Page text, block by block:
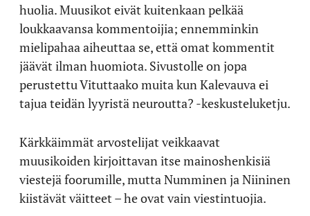
huolia. Muusikot eivät kuitenkaan pelkää
loukkaavansa kommentoijia; ennemminkin
mielipahaa aiheuttaa se, että omat kommentit
jäävät ilman huomiota. Sivustolle on jopa
perustettu Vituttaako muita kun Kalevauva ei
tajua teidän lyyristä neuroutta? -keskusteluketju.
Kärkkäimmät arvostelijat veikkaavat
muusikoiden kirjoittavan itse mainoshenkisiä
viestejä foorumille, mutta Numminen ja Niininen
kiistävät väitteet – he ovat vain viestintuojia.